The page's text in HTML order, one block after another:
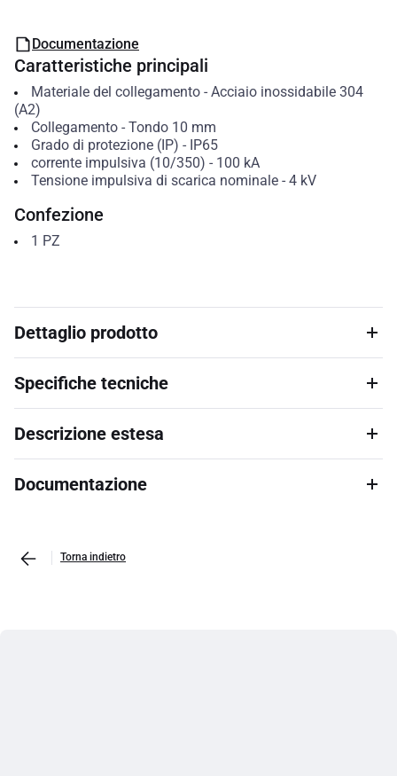
Documentazione
Caratteristiche principali
Materiale del collegamento- Acciaio inossidabile 304
(A2)
Collegamento- Tondo 10 mm
Grado di protezione (IP) - IP65
corrente impulsiva (10/350) - 100 kA
Tensione impulsiva di scarica nominale- 4 kV
Confezione
1 PZ
Dettaglio prodotto
Specifiche tecniche
Descrizione estesa
Documentazione
Torna indietro